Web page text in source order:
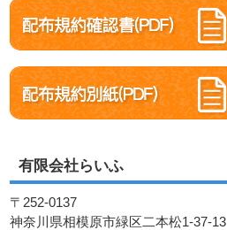
有限会社らいふ
〒252-0137
神奈川県相模原市緑区二本松1-37-13